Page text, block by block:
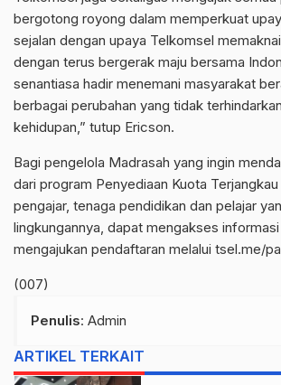
bergotong royong dalam memperkuat
sejalan dengan upaya Telkomsel
dengan terus bergerak maju bersama
senantiasa hadir menemani masyarakat
berbagai perubahan yang tidak
kehidupan,” tutup Ericson.
Bagi pengelola Madrasah yang ingin
dari program Penyediaan Kuota
pengajar, tenaga pendidikan dan pelajar
lingkungannya, dapat mengakses
mengajukan pendaftaran melalui tsel.me/
(007)
Penulis: Admin
ARTIKEL TERKAIT